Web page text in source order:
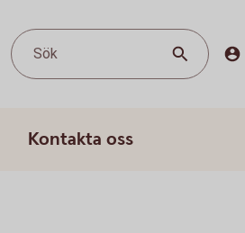
Sök
Kontakta oss